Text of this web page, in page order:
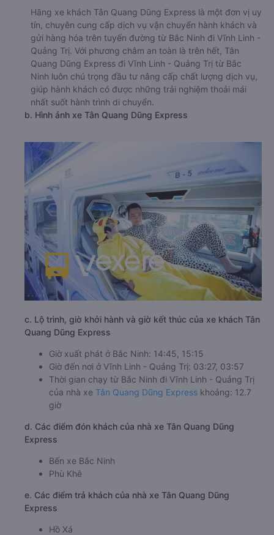
Hãng xe khách Tân Quang Dũng Express là một đơn vị uy
tín, chuyên cung cấp dịch vụ vận chuyển hành khách và
gửi hàng hóa trên tuyến đường từ Bắc Ninh đi Vĩnh Linh -
Quảng Trị. Với phương châm an toàn là trên hết, Tân
Quang Dũng Express đi Vĩnh Linh - Quảng Trị từ Bắc
Ninh luôn chú trọng đầu tư nâng cấp chất lượng dịch vụ,
giúp hành khách có được những trải nghiệm thoải mái
nhất suốt hành trình di chuyển.
b. Hình ảnh xe Tân Quang Dũng Express
c. Lộ trình, giờ khởi hành và giờ kết thúc của xe khách Tân
Quang Dũng Express
Giờ xuất phát ở Bắc Ninh: 14:45, 15:15
Giờ đến nơi ở Vĩnh Linh - Quảng Trị: 03:27, 03:57
Thời gian chạy từ Bắc Ninh đi Vĩnh Linh - Quảng Trị
của nhà xe Tân Quang Dũng Express khoảng: 12.7
giờ
d. Các điểm đón khách của nhà xe Tân Quang Dũng
Express
Bến xe Bắc Ninh
Phù Khê
e. Các điểm trả khách của nhà xe Tân Quang Dũng
Express
Hồ Xá